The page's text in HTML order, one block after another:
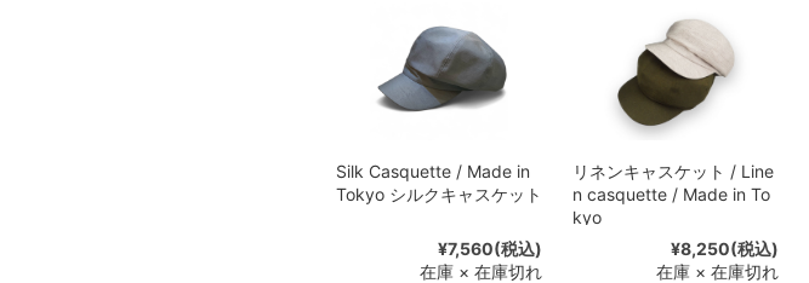
Silk Casquette / Made in
Tokyo シルクキャスケット
¥7,560(税込)
在庫 × 在庫切れ
リネンキャスケット / Line
n casquette / Made in To
kyo
¥8,250(税込)
在庫 × 在庫切れ